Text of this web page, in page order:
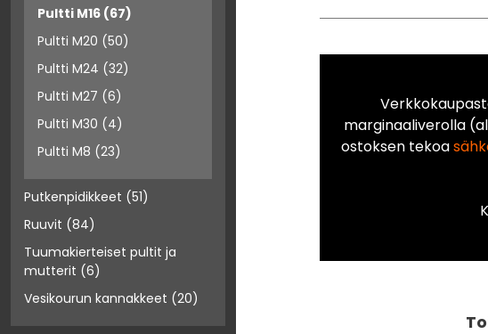
Pultti M16 (67)
Pultti M20 (50)
Pultti M24 (32)
Pultti M27 (6)
Pultti M30 (4)
Pultti M8 (23)
Putkenpidikkeet (51)
Ruuvit (84)
Tuumakierteiset pultit ja
mutterit (6)
Vesikourun kannakkeet (20)
marginaaliverolla
ostoksen tekoa